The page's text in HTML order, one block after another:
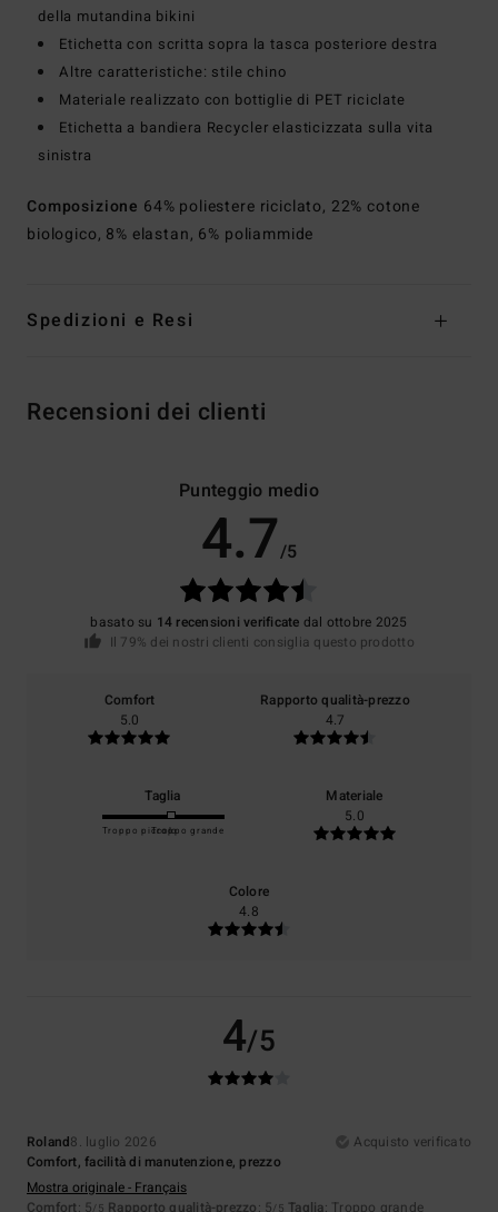
della mutandina bikini
Etichetta con scritta sopra la tasca posteriore destra
Altre caratteristiche: stile chino
Materiale realizzato con bottiglie di PET riciclate
Etichetta a bandiera Recycler elasticizzata sulla vita
sinistra
Composizione 64% poliestere riciclato, 22% cotone
biologico, 8% elastan, 6% poliammide
Spedizioni e Resi
Recensioni dei clienti
Punteggio medio
4.7/5
basato su 14 recensioni verificate dal ottobre 2025
Il 79% dei nostri clienti consiglia questo prodotto
Comfort
5.0
Rapporto qualità-prezzo
4.7
Taglia
Troppo piccoloTroppo grande
Materiale
5.0
Colore
4.8
4/5
Roland8. luglio 2026
Acquisto verificato
Comfort, facilità di manutenzione, prezzo
Mostra originale - Français
Comfort: 5/5 Rapporto qualità-prezzo: 5/5 Taglia: Troppo grande